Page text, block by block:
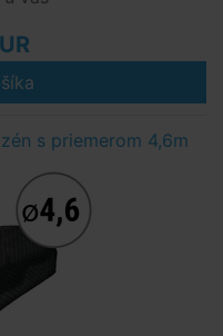
s priemerom 4,6m